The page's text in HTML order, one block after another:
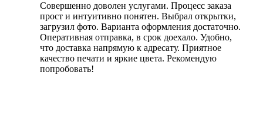
Совершенно доволен услугами. Процесс заказа
прост и интуитивно понятен. Выбрал открытки,
загрузил фото. Варианта оформления достаточно.
Оперативная отправка, в срок доехало. Удобно,
что доставка напрямую к адресату. Приятное
качество печати и яркие цвета. Рекомендую
попробовать!